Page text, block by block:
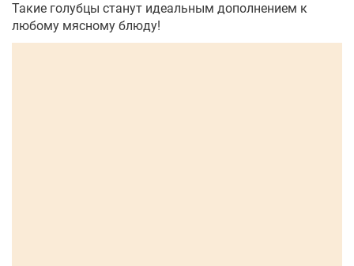
Такие голубцы станут идеальным дополнением к
любому мясному блюду!